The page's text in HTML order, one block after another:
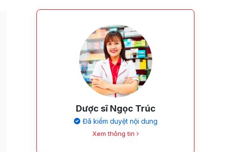
Dược sĩ Ngọc Trúc
Đã kiểm duyệt nội dung
Xem thông tin